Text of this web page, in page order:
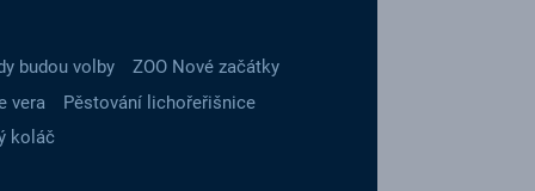
budou volby
ZOO Nové začátky
vera
Pěstování lichořeřišnice
koláč